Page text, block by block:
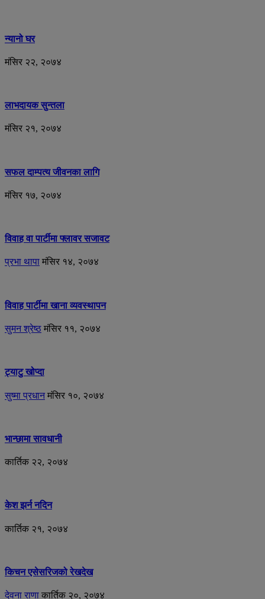
न्यानो घर
मंसिर २२, २०७४
लाभदायक सुन्तला
मंसिर २१, २०७४
सफल दाम्पत्य जीवनका लागि
मंसिर १७, २०७४
विवाह वा पार्टीमा फ्लावर सजावट
प्रभा थापा मंसिर १४, २०७४
विवाह पार्टीमा खाना व्यवस्थापन
सुमन श्रेष्ठ मंसिर ११, २०७४
ट्याटु खोप्दा
सुष्मा प्रधान मंसिर १०, २०७४
भान्छामा सावधानी
कार्तिक २२, २०७४
केश झर्न नदिन
कार्तिक २१, २०७४
किचन एसेसरिजको रेखदेख
देवना राणा कार्तिक २०, २०७४